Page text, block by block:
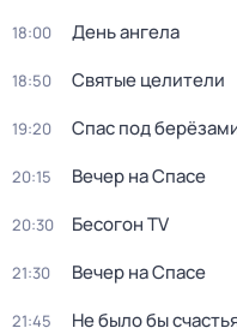
18:00 День ангела
18:50 Святые целители
19:20 Спас под
20:15 Вечер на Спасе
20:30 Бесогон TV
21:30 Вечер на Спасе
21:45 Не было бы